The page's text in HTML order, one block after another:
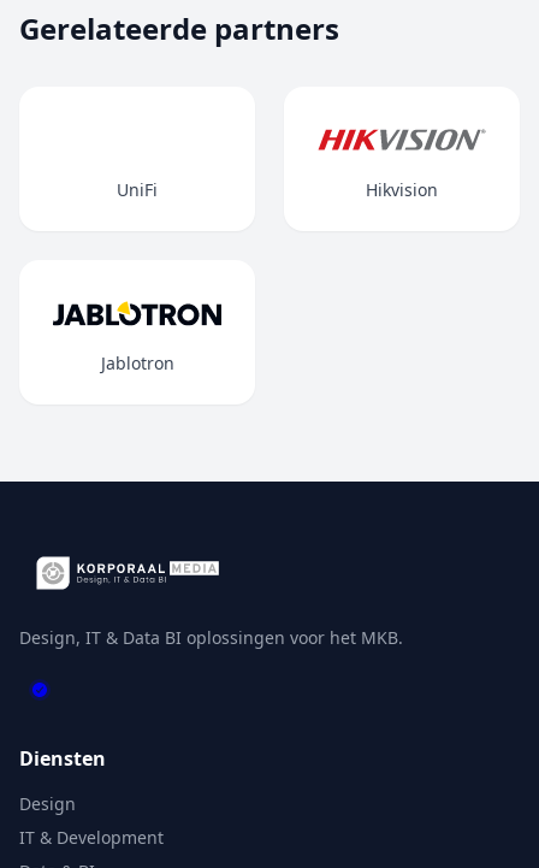
Gerelateerde partners
UniFi Hikvision
Jablotron
Design, IT & Data BI oplossingen voor het MKB.
Diensten
Design
IT & Development